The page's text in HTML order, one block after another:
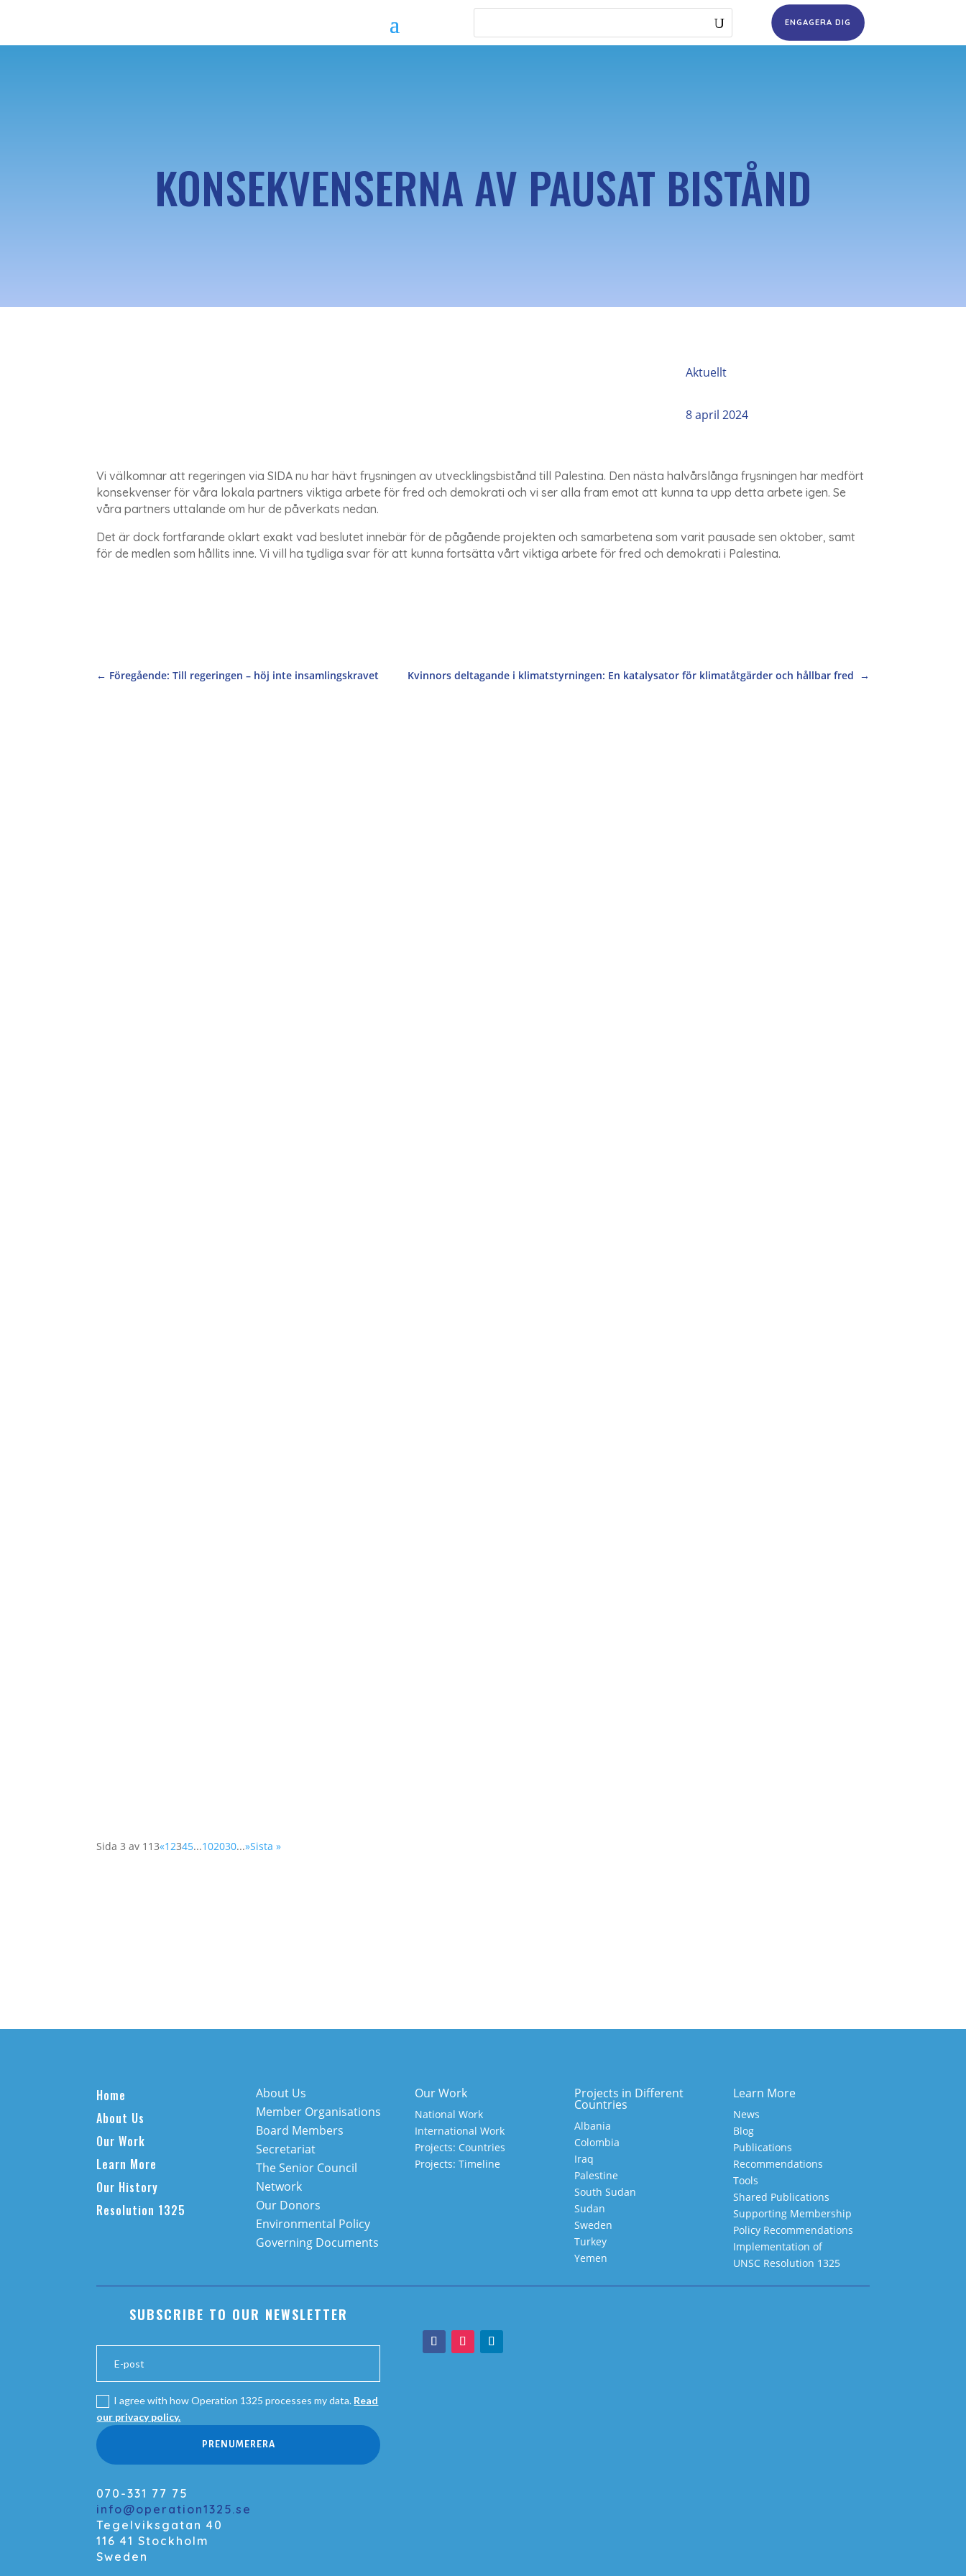
ENGAGERA DIG
KONSEKVENSERNA AV PAUSAT BISTÅND
Aktuellt
8 april 2024
Vi välkomnar att regeringen via SIDA nu har hävt frysningen av utvecklingsbistånd till Palestina. Den nästa halvårslånga frysningen har medfört
konsekvenser för våra lokala partners viktiga arbete för fred och demokrati och vi ser alla fram emot att kunna ta upp detta arbete igen. Se
våra partners uttalande om hur de påverkats nedan.
Det är dock fortfarande oklart exakt vad beslutet innebär för de pågående projekten och samarbetena som varit pausade sen oktober, samt
för de medlen som hållits inne. Vi vill ha tydliga svar för att kunna fortsätta vårt viktiga arbete för fred och demokrati i Palestina.
← Föregående: Till regeringen – höj inte insamlingskravet Kvinnors deltagande i klimatstyrningen: En katalysator för klimatåtgärder och hållbar fred →
Sida 3 av 113«12345...102030...»Sista »
Home
About Us
Our Work
Learn More
Our History
Resolution 1325
About Us
Member Organisations
Board Members
Secretariat
The Senior Council
Network
Our Donors
Environmental Policy
Governing Documents
Our Work
National Work
International Work
Projects: Countries
Projects: Timeline
Projects in Different
Countries
Albania
Colombia
Iraq
Palestine
South Sudan
Sudan
Sweden
Turkey
Yemen
Learn More
News
Blog
Publications
Recommendations
Tools
Shared Publications
Supporting Membership
Policy Recommendations
Implementation of
UNSC Resolution 1325
SUBSCRIBE TO OUR NEWSLETTER
I agree with how Operation 1325 processes my data. Read
our privacy policy.
PRENUMERERA
070-331 77 75
info@operation1325.se
Tegelviksgatan 40
116 41 Stockholm
Sweden